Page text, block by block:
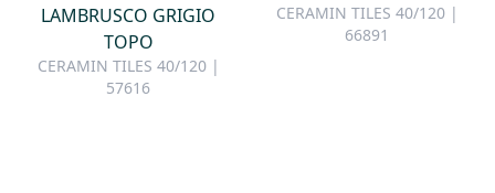
LAMBRUSCO GRIGIO
TOPO
CERAMIN TILES 40/120 |
57616
CERAMIN TILES 40/120 |
66891